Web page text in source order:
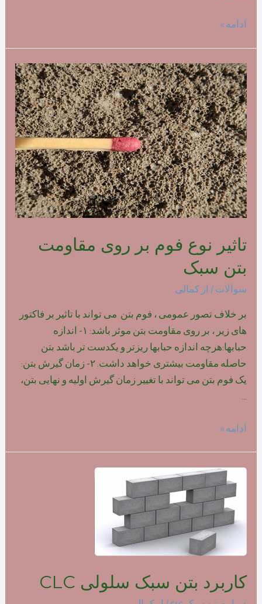
میزان
مصرف
فوم
بتن
پلیمری
ادامه »
تاثیر نوع فوم بر روی مقاومت
بتن سبک
سوالات / از کمالی
بر خلاف تصور عمومی ، فوم بتن می تواند با تاثیر بر فاکتور
های زیر ، بر روی مقاومت بتن موثر باشد: ۱- اندازه
حبابها:هرچه اندازه حبابها ریزتر و یکدست تر باشد بتن
حاصله مقاومت بیشتری خواهد داشت. ۲- زمان گیرش بتن:
یک فوم بتن می تواند با تغییر زمان گیرش اولیه و نهایی بتن،
تاثیر
روی
مقاومت
بتن
ادامه »
کاربرد بتن سبک سلولی CLC